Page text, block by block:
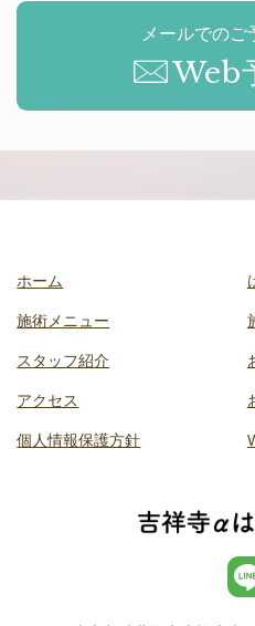
メールでのご
Web
ホーム
施術メニュー
スタッフ紹介
アクセス
個人情報保護方針